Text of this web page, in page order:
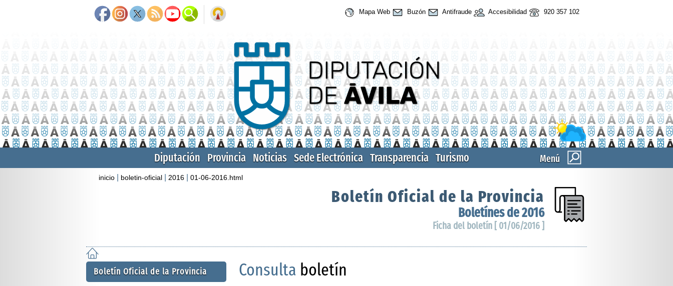
Mapa Web Buzón Antifraude Accesibilidad 920 357 102
Menú
Diputación Provincia Noticias Sede Electrónica Transparencia Turismo
inicio boletin-oficial 2016 01-06-2016.html
Boletín Oficial de la Provincia
Boletínes de 2016
Ficha del boletín [ 01/06/2016 ]
Boletín Oficial de la Provincia Consulta boletín